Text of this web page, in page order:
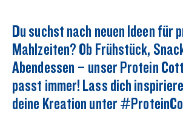
Du suchst nach neuen Ideen für
Mahlzeiten? Ob Frühstück,
Abendessen – unser Protein
passt immer! Lass dich
deine Kreation unter